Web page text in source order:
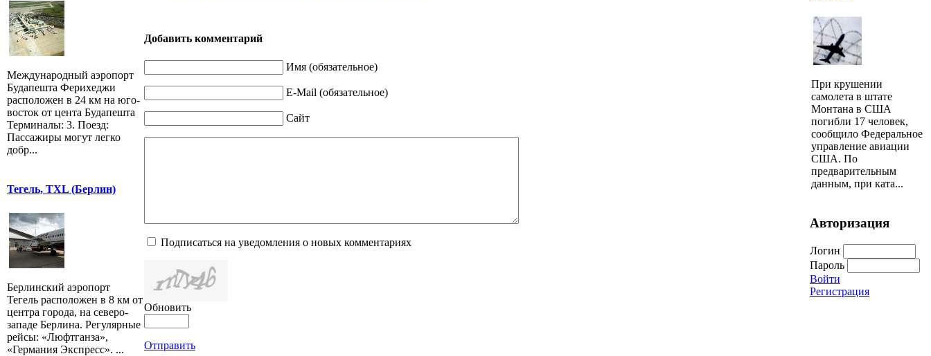
Международный аэропорт
Будапешта Ферихеджи
расположен в 24 км на юго-
восток от цента Будапешта
Терминалы: 3. Поезд:
Пассажиры могут легко
добр...
Тегель, TXL (Берлин)
Берлинский аэропорт
Тегель расположен в 8 км от
центра города, на северо-
западе Берлина. Регулярные
рейсы: «Люфтганза»,
«Германия Экспресс». ...
Добавить комментарий
Имя (обязательное)
E-Mail (обязательное)
Сайт
Подписаться на уведомления о новых комментариях
Обновить
Отправить
При крушении
самолета в штате
Монтана в США
погибли 17 человек,
сообщило Федеральное
управление авиации
США. По
предварительным
данным, при ката...
Авторизация
Логин
Пароль
Войти
Регистрация